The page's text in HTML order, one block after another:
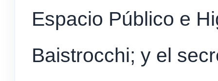
Espacio Público e
Baistrocchi; y el